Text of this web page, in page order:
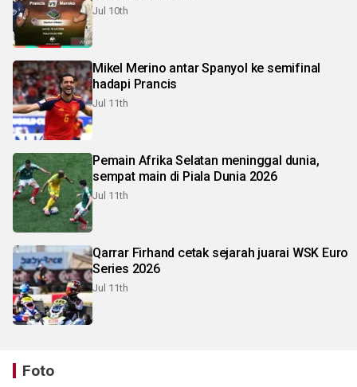
Jul 10th
Mikel Merino antar Spanyol ke semifinal
hadapi Prancis
Jul 11th
Pemain Afrika Selatan meninggal dunia,
sempat main di Piala Dunia 2026
Jul 11th
Qarrar Firhand cetak sejarah juarai WSK Euro
Series 2026
Jul 11th
Foto